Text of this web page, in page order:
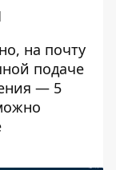
на почту
подаче
— 5